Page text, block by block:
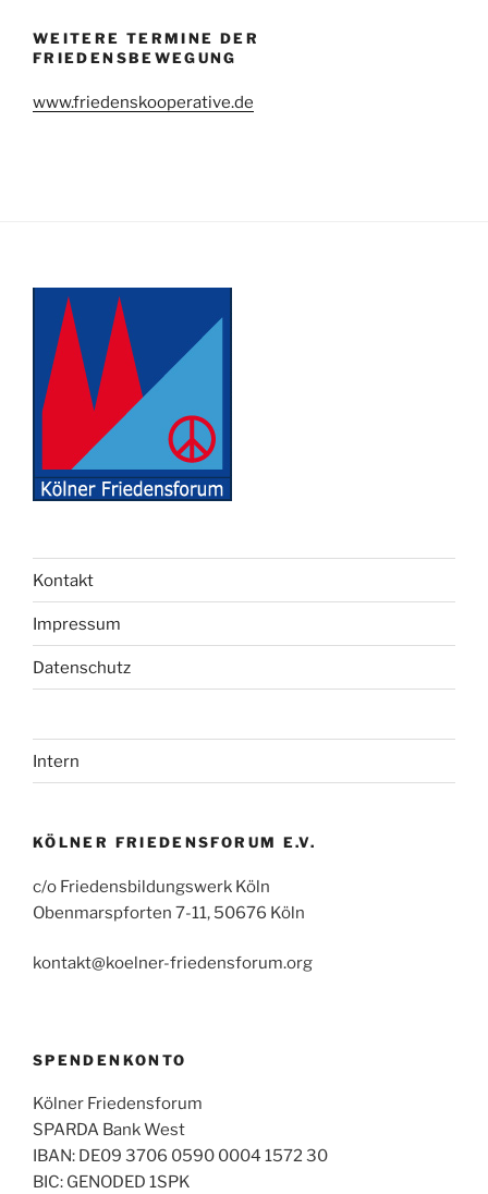
WEITERE TERMINE DER
FRIEDENSBEWEGUNG
www.friedenskooperative.de
Kontakt
Impressum
Datenschutz
Intern
KÖLNER FRIEDENSFORUM E.V.
c/o Friedensbildungswerk Köln
Obenmarspforten 7-11, 50676 Köln
kontakt@koelner-friedensforum.org
SPENDENKONTO
Kölner Friedensforum
SPARDA Bank West
IBAN: DE09 3706 0590 0004 1572 30
BIC: GENODED 1SPK